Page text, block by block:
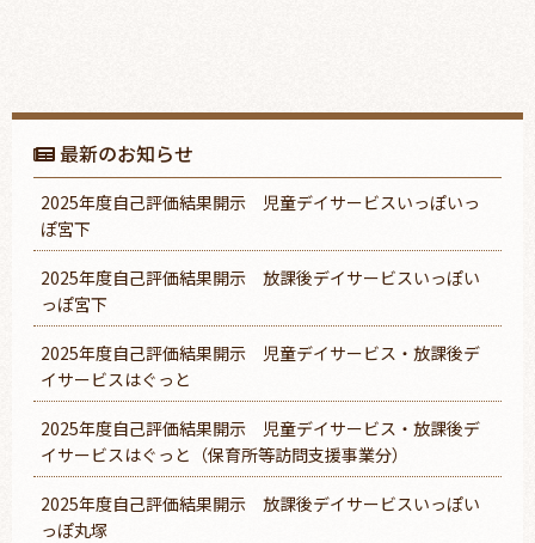
最新のお知らせ
2025年度自己評価結果開示 児童デイサービスいっぽいっ
ぽ宮下
2025年度自己評価結果開示 放課後デイサービスいっぽい
っぽ宮下
2025年度自己評価結果開示 児童デイサービス・放課後デ
イサービスはぐっと
2025年度自己評価結果開示 児童デイサービス・放課後デ
イサービスはぐっと（保育所等訪問支援事業分）
2025年度自己評価結果開示 放課後デイサービスいっぽい
っぽ丸塚